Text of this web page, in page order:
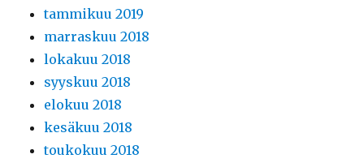
tammikuu 2019
marraskuu 2018
lokakuu 2018
syyskuu 2018
elokuu 2018
kesäkuu 2018
toukokuu 2018